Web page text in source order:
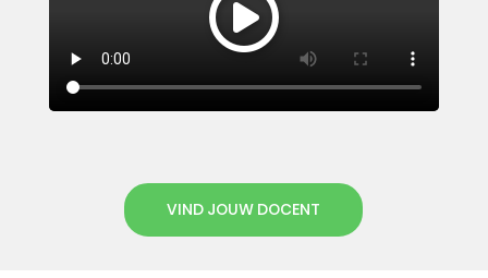
VIND JOUW DOCENT